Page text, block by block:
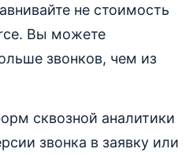
не стоимость
Вы можете
звонков, чем из
сквозной аналитики
звонка в заявку или